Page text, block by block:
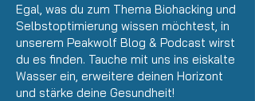
Egal, was du zum Thema Biohacking und
Selbstoptimierung wissen möchtest, in
unserem Peakwolf Blog & Podcast wirst
du es finden. Tauche mit uns ins eiskalte
Wasser ein, erweitere deinen Horizont
und stärke deine Gesundheit!